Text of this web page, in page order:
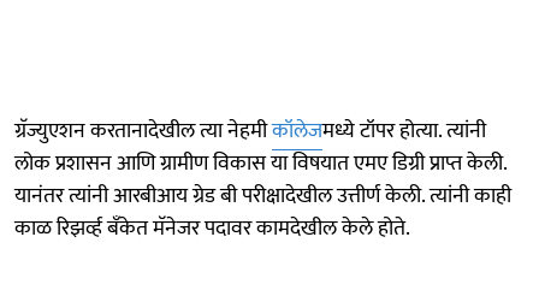
ग्रॅज्युएशन करतानादेखील त्या नेहमीकॉलेजमध्ये टॉपर होत्या. त्यांनी
लोक प्रशासन आणि ग्रामीण विकास या विषयात एमए डिग्री प्राप्त केली.
यानंतर त्यांनी आरबीआय ग्रेड बी परीक्षादेखील उत्तीर्ण केली. त्यांनी काही
काळ रिझर्व्ह बँकेत मॅनेजर पदावर कामदेखील केले होते.